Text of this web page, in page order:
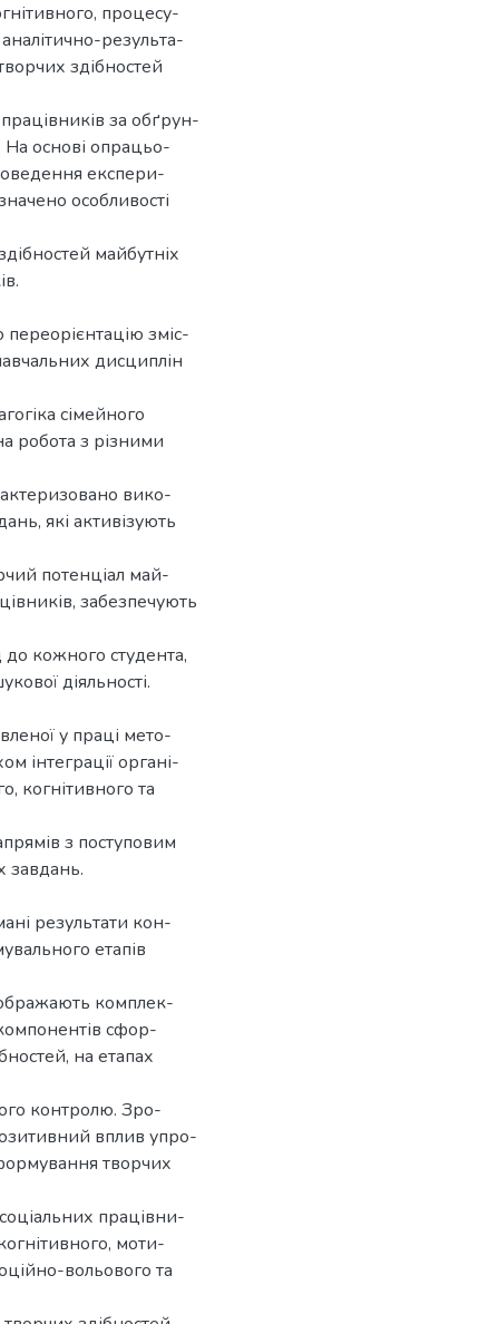
процесу-
результа-
здібностей
за обґрун-
основі опрацьо-
експери-
особливості
майбутніх
зміс-
дисциплін
сімейного
робота з різними
вико-
які активізують
потенціал май-
забезпечують
до кожного студента,
діяльності.
у праці мето-
інтеграції органі-
когнітивного та
з поступовим
завдань.
результати кон-
етапів
комплек-
сфор-
на етапах
контролю. Зро-
вплив упро-
творчих
працівни-
моти-
вольового та